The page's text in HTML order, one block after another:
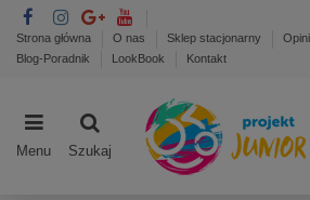
Strona główna O nas Sklep stacjonarny
Blog-Poradnik
LookBook Kontakt
Menu Szukaj